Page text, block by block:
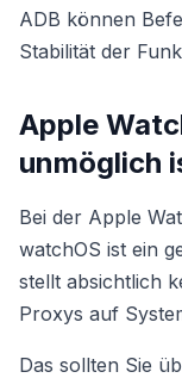
ADB können
Stabilität der
Apple
unmöglich
Bei der Apple
watchOS ist ein
stellt absichtlich
Proxys auf
Das sollten Sie